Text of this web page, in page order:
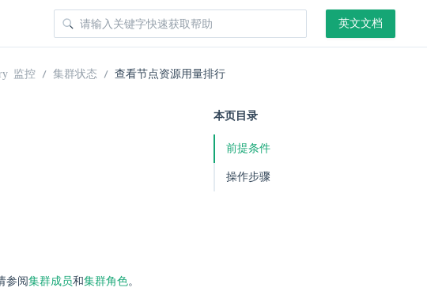
英文文档
监控 集群状态 查看节点资源用量排行
参阅集群成员和集群角色。
本页目录
前提条件
操作步骤